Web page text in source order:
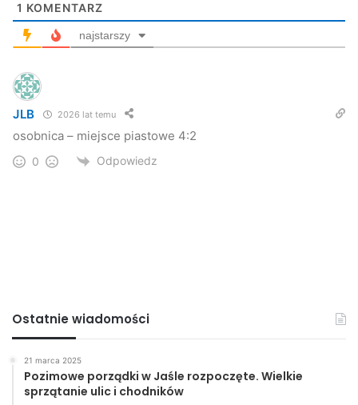
1 KOMENTARZ
najstarszy
JLB 2026 lat temu
osobnica – miejsce piastowe 4:2
0 Odpowiedz
Ostatnie wiadomości
21 marca 2025
Pozimowe porządki w Jaśle rozpoczęte. Wielkie
sprzątanie ulic i chodników